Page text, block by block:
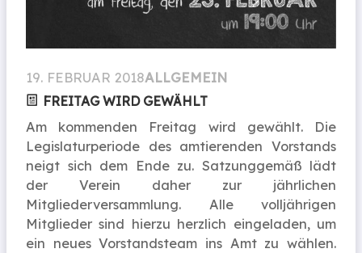
19. FEBRUAR 2018ALLGEMEIN
FREITAG WIRD GEWÄHLT
Am kommenden Freitag wird gewählt. Die
Legislaturperiode des amtierenden Vorstands
neigt sich dem Ende zu. Satzunggemäß lädt
der Verein daher zur jährlichen
Mitgliederversammlung. Alle volljährigen
Mitglieder sind hierzu herzlich eingeladen, um
ein neues Vorstandsteam ins Amt zu wählen.